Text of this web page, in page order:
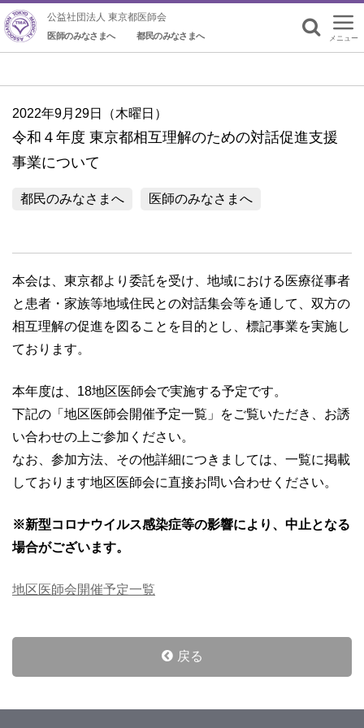
公益社団法人 東京都医師会
医師のみなさまへ 都民のみなさまへ メニュー
検索
2022年9月29日（木曜日）
令和４年度 東京都相互理解のための対話促進支援
事業について
都民のみなさまへ 医師のみなさまへ
本会は、東京都より委託を受け、地域における医療従事者
と患者・家族等地域住民との対話集会等を通して、双方の
相互理解の促進を図ることを目的とし、標記事業を実施し
ております。
本年度は、18地区医師会で実施する予定です。
下記の「地区医師会開催予定一覧」をご覧いただき、お誘
い合わせの上ご参加ください。
なお、参加方法、その他詳細につきましては、一覧に掲載
しております地区医師会に直接お問い合わせください。
※新型コロナウイルス感染症等の影響により、中止となる
場合がございます。
地区医師会開催予定一覧
戻る